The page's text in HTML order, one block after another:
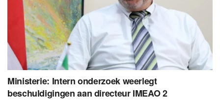
Ministerie: Intern onderzoek weerlegt
beschuldigingen aan directeur IMEAO 2